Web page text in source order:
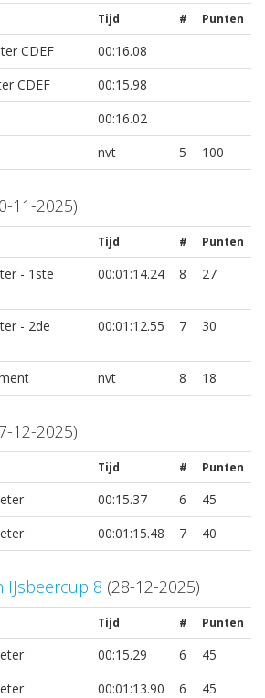
Tijd # Punten
CDEF
00:16.08
CDEF
00:15.98
00:16.02
nvt 5 100
11-2025)
Tijd # Punten
- 1ste
00:01:14.24 8 27
- 2de
00:01:12.55 7 30
nvt 8 18
12-2025)
Tijd # Punten
00:15.37 6
45
00:01:15.48 7 40
IJsbeercup 8 (28-12-2025)
Tijd # Punten
00:15.29 6
45
00:01:13.90 6 45